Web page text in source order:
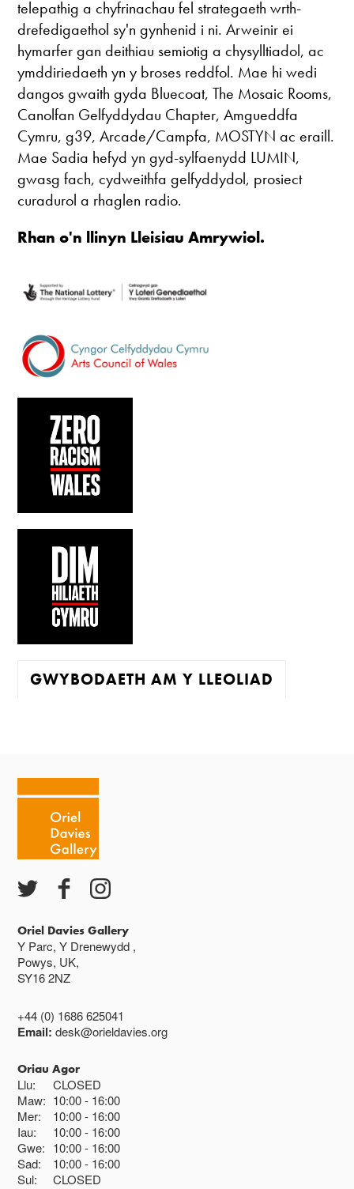
telepathig a chyfrinachau fel strategaeth wrth-
drefedigaethol sy'n gynhenid i ni. Arweinir ei
hymarfer gan deithiau semiotig a chysylltiadol, ac
ymddiriedaeth yn y broses reddfol. Mae hi wedi
dangos gwaith gyda Bluecoat, The Mosaic Rooms,
Canolfan Gelfyddydau Chapter, Amgueddfa
Cymru, g39, Arcade/Campfa, MOSTYN ac eraill.
Mae Sadia hefyd yn gyd-sylfaenydd LUMIN,
gwasg fach, cydweithfa gelfyddydol, prosiect
curadurol a rhaglen radio.
Rhan o'n llinyn Lleisiau Amrywiol.
GWYBODAETH AM Y LLEOLIAD
Caffi yn cau am 3
Ac eithrio digwyddiadau arbennig
Gwyliau banc ar gau
Oriel Davies Gallery
Y Parc, Y Drenewydd ,
Powys, UK,
SY16 2NZ
+44 (0) 1686 625041
Email:desk@orieldavies.org
Oriau Agor
Llu:
CLOSED
Maw: 10:00 16:00
Mer:
10:00 16:00
Iau:
10:00 16:00
Gwe: 10:00 16:00
Sad:
10:00 16:00
Sul:
CLOSED